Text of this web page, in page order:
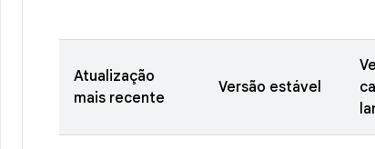
Atualização
mais recente
Versão estável